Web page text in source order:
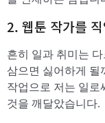
​2. 웹툰 작가를
흔히 일과 취미는
삼으면 싫어하게 될
작업으로 저는 일로
것을 깨달았습니다.